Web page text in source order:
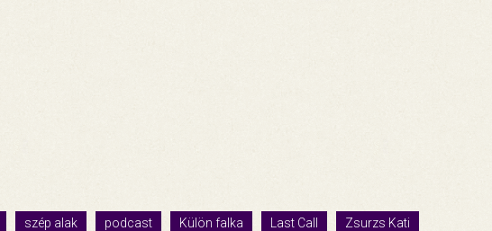
szép alak podcast Külön falka Last Call
Zsurzs Kati